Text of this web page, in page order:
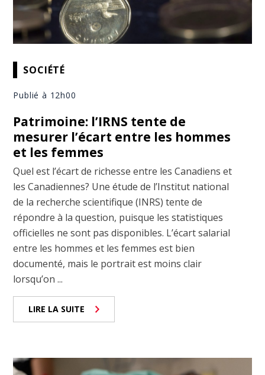
SOCIÉTÉ
Publié à 12h00
Patrimoine: l’IRNS tente de
mesurer l’écart entre les hommes
et les femmes
Quel est l’écart de richesse entre les Canadiens et
les Canadiennes? Une étude de l’Institut national
de la recherche scientifique (INRS) tente de
répondre à la question, puisque les statistiques
officielles ne sont pas disponibles. L’écart salarial
entre les hommes et les femmes est bien
documenté, mais le portrait est moins clair
lorsqu’on ...
LIRE LA SUITE